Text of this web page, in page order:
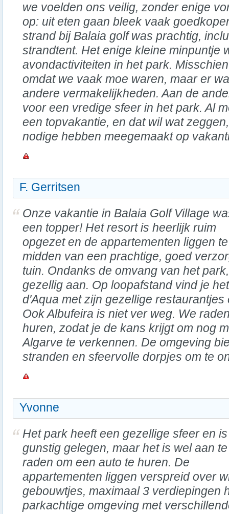
we voelden ons veilig, zonder enige
op: uit eten gaan bleek vaak
strand bij Balaia golf was prachtig,
strandtent. Het enige kleine minpuntje
avondactiviteiten in het park.
omdat we vaak moe waren, maar er
andere vermakelijkheden. Aan de
voor een vredige sfeer in het park. Al
een topvakantie, en dat wil wat
nodige hebben meegemaakt op
F. Gerritsen
Onze vakantie in Balaia Golf Village
een topper! Het resort is heerlijk ruim
opgezet en de appartementen liggen te
midden van een prachtige, goed
tuin. Ondanks de omvang van het
gezellig aan. Op loopafstand vind je
d'Aqua met zijn gezellige
Ook Albufeira is niet ver weg. We
huren, zodat je de kans krijgt om nog
Algarve te verkennen. De omgeving
stranden en sfeervolle dorpjes om te
Yvonne
Het park heeft een gezellige sfeer en is
gunstig gelegen, maar het is wel aan te
raden om een auto te huren. De
appartementen liggen verspreid over
gebouwtjes, maximaal 3 verdiepingen
parkachtige omgeving met